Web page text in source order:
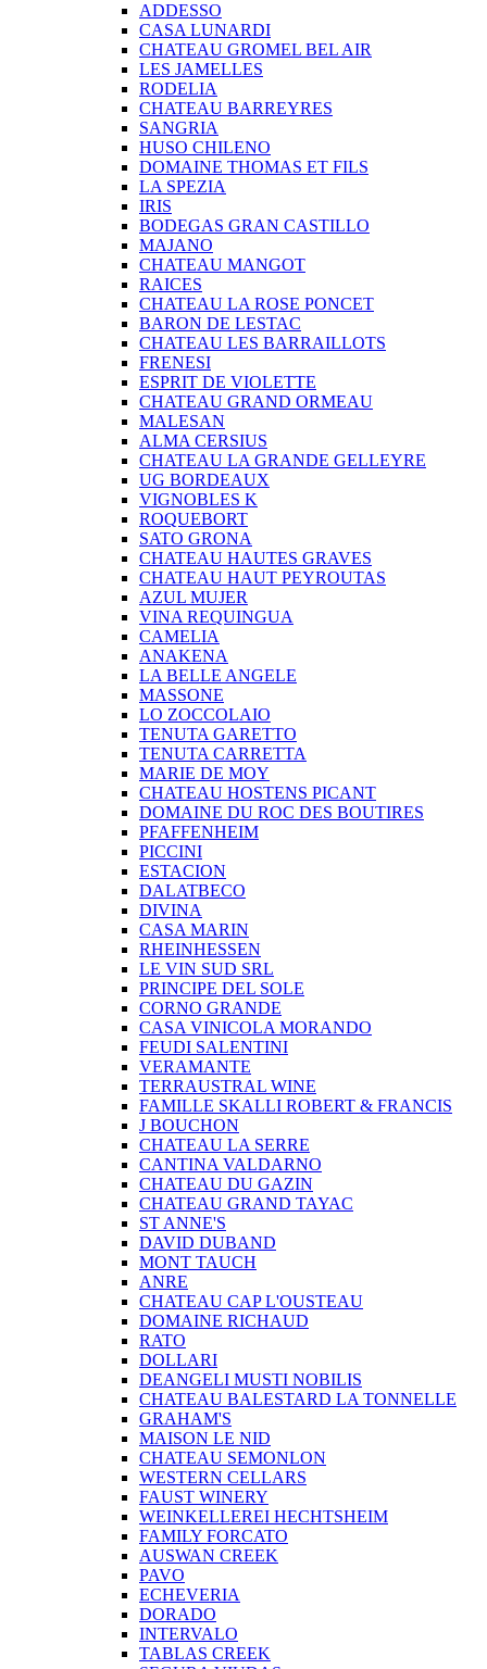
ADDESSO
CASA LUNARDI
CHATEAU GROMEL BEL AIR
LES JAMELLES
RODELIA
CHATEAU BARREYRES
SANGRIA
HUSO CHILENO
DOMAINE THOMAS ET FILS
LA SPEZIA
IRIS
BODEGAS GRAN CASTILLO
MAJANO
CHATEAU MANGOT
RAICES
CHATEAU LA ROSE PONCET
BARON DE LESTAC
CHATEAU LES BARRAILLOTS
FRENESI
ESPRIT DE VIOLETTE
CHATEAU GRAND ORMEAU
MALESAN
ALMA CERSIUS
CHATEAU LA GRANDE GELLEYRE
UG BORDEAUX
VIGNOBLES K
ROQUEBORT
SATO GRONA
CHATEAU HAUTES GRAVES
CHATEAU HAUT PEYROUTAS
AZUL MUJER
VINA REQUINGUA
CAMELIA
ANAKENA
LA BELLE ANGELE
MASSONE
LO ZOCCOLAIO
TENUTA GARETTO
TENUTA CARRETTA
MARIE DE MOY
CHATEAU HOSTENS PICANT
DOMAINE DU ROC DES BOUTIRES
PFAFFENHEIM
PICCINI
ESTACION
DALATBECO
DIVINA
CASA MARIN
RHEINHESSEN
LE VIN SUD SRL
PRINCIPE DEL SOLE
CORNO GRANDE
CASA VINICOLA MORANDO
FEUDI SALENTINI
VERAMANTE
TERRAUSTRAL WINE
FAMILLE SKALLI ROBERT & FRANCIS
J BOUCHON
CHATEAU LA SERRE
CANTINA VALDARNO
CHATEAU DU GAZIN
CHATEAU GRAND TAYAC
ST ANNE'S
DAVID DUBAND
MONT TAUCH
ANRE
CHATEAU CAP L'OUSTEAU
DOMAINE RICHAUD
RATO
DOLLARI
DEANGELI MUSTI NOBILIS
CHATEAU BALESTARD LA TONNELLE
GRAHAM'S
MAISON LE NID
CHATEAU SEMONLON
WESTERN CELLARS
FAUST WINERY
WEINKELLEREI HECHTSHEIM
FAMILY FORCATO
AUSWAN CREEK
PAVO
ECHEVERIA
DORADO
INTERVALO
TABLAS CREEK